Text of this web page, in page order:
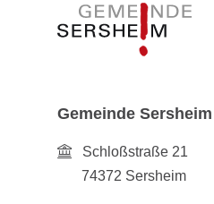
Gemeinde Sersheim
Schloßstraße 21
74372 Sersheim